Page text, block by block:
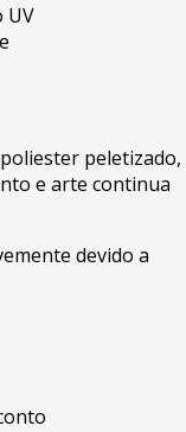
UV
peletizado,
e arte continua
devido a